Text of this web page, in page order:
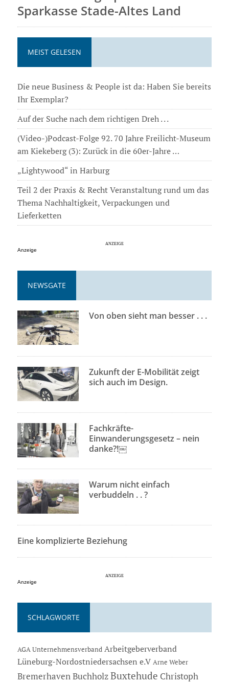
Sparkasse Stade-Altes Land
MEIST GELESEN
Die neue Business & People ist da: Haben Sie bereits
Ihr Exemplar?
Auf der Suche nach dem richtigen Dreh . . .
(Video-)Podcast-Folge 92. 70 Jahre Freilicht-Museum
am Kiekeberg (3): Zurück in die 60er-Jahre …
„Lightywood“ in Harburg
Teil 2 der Praxis & Recht Veranstaltung rund um das
Thema Nachhaltigkeit, Verpackungen und
Lieferketten
Anzeige
NEWSGATE
Von oben sieht man besser . . .
Zukunft der E-Mobilität zeigt
sich auch im Design.
Fachkräfte-
Einwanderungsgesetz – nein
danke?!￼
Warum nicht einfach
verbuddeln . . ?
Eine komplizierte Beziehung
Anzeige
SCHLAGWORTE
AGA Unternehmensverband Arbeitgeberverband
Lüneburg-Nordostniedersachsen e.V Arne Weber
Bremerhaven Buchholz Buxtehude Christoph